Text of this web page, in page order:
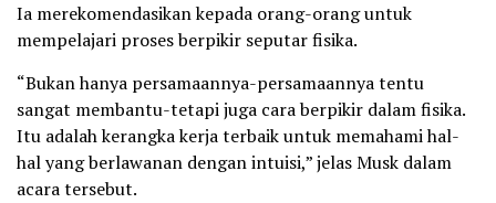
Ia merekomendasikan kepada orang-orang untuk
mempelajari proses berpikir seputar fisika.
“Bukan hanya persamaannya-persamaannya tentu
sangat membantu-tetapi juga cara berpikir dalam fisika.
Itu adalah kerangka kerja terbaik untuk memahami hal-
hal yang berlawanan dengan intuisi,” jelas Musk dalam
acara tersebut.